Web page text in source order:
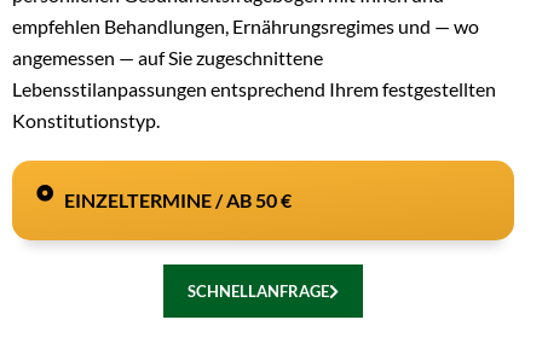
empfehlen Behandlungen, Ernährungsregimes und — wo
angemessen — auf Sie zugeschnittene
Lebensstilanpassungen entsprechend Ihrem festgestellten
Konstitutionstyp.
EINZELTERMINE / AB 50 €
SCHNELLANFRAGE